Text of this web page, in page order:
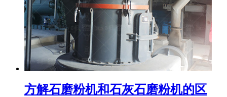
方解石磨粉机和石灰石磨粉机的区